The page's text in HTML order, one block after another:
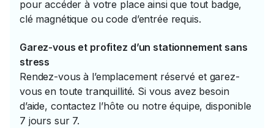
pour accéder à votre place ainsi que tout badge,
clé magnétique ou code d’entrée requis.
Garez-vous et profitez d’un stationnement sans
stress
Rendez-vous à l’emplacement réservé et garez-
vous en toute tranquillité. Si vous avez besoin
d’aide, contactez l’hôte ou notre équipe, disponible
7 jours sur 7.